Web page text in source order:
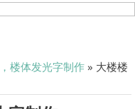
楼体发光字制作 » 大楼楼